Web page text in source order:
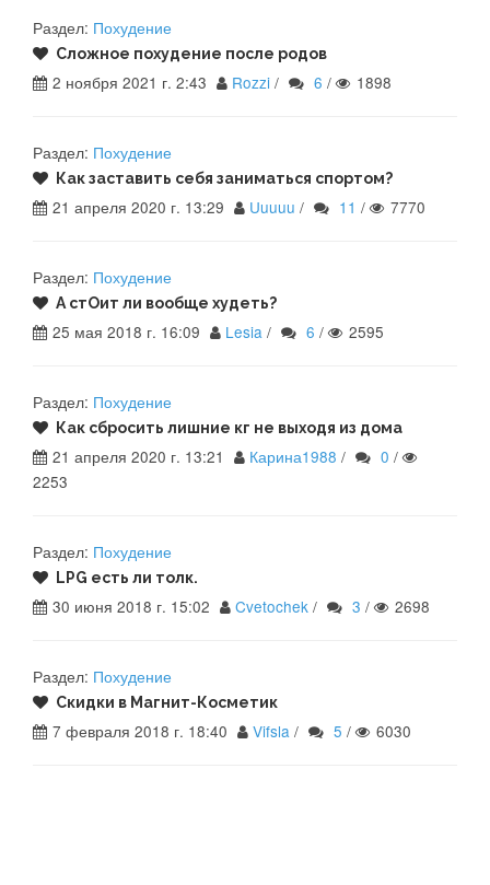
Раздел: Похудение
Сложное похудение после родов
2 ноября 2021 г. 2:43 Rozzi / 6 / 1898
Раздел: Похудение
Как заставить себя заниматься спортом?
21 апреля 2020 г. 13:29 Uuuuu / 11 / 7770
Раздел: Похудение
А стОит ли вообще худеть?
25 мая 2018 г. 16:09 Lesia / 6 / 2595
Раздел: Похудение
Как сбросить лишние кг не выходя из дома
21 апреля 2020 г. 13:21 Карина1988 / 0 /
2253
Раздел: Похудение
LPG есть ли толк.
30 июня 2018 г. 15:02 Cvetochek / 3 / 2698
Раздел: Похудение
Скидки в Магнит-Косметик
7 февраля 2018 г. 18:40 Vifsla / 5 / 6030